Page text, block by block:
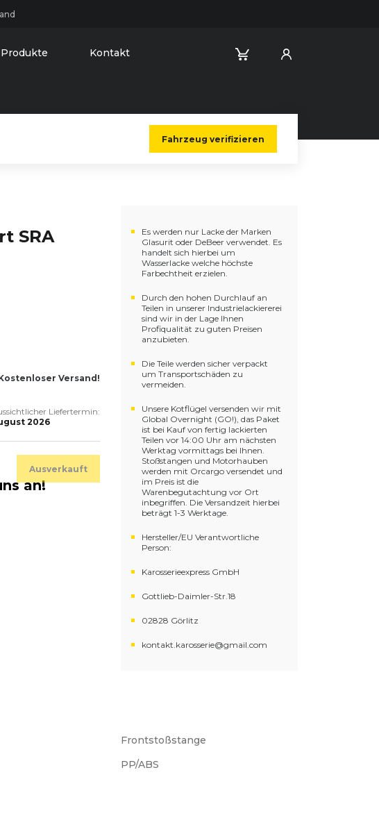
Produkte Kontakt
Fahrzeug verifizieren
SRA
Versand!
Liefertermin:
2026
Ausverkauft
an!
Es werden nur Lacke der Marken
Glasurit oder DeBeer verwendet. Es
handelt sich hierbei um
Wasserlacke welche höchste
Farbechtheit erzielen.
Durch den hohen Durchlauf an
Teilen in unserer Industrielackiererei
sind wir in der Lage Ihnen
Profiqualität zu guten Preisen
anzubieten.
Die Teile werden sicher verpackt
um Transportschäden zu
vermeiden.
Unsere Kotflügel versenden wir mit
Global Overnight (GO!), das Paket
ist bei Kauf von fertig lackierten
Teilen vor 14:00 Uhr am nächsten
Werktag vormittags bei Ihnen.
Stoßstangen und Motorhauben
werden mit Orcargo versendet und
im Preis ist die
Warenbegutachtung vor Ort
inbegriffen. Die Versandzeit hierbei
beträgt 1-3 Werktage.
Hersteller/EU Verantwortliche
Person:
Karosserieexpress GmbH
Gottlieb-Daimler-Str.18
02828 Görlitz
kontakt.karosserie@gmail.com
Frontstoßstange
PP/ABS